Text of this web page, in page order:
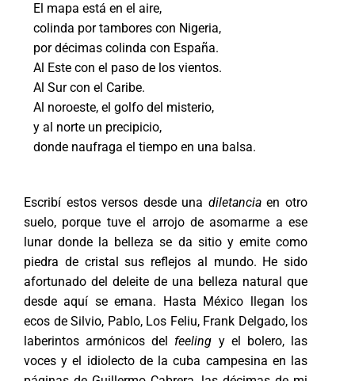
El mapa está en el aire,
colinda por tambores con Nigeria,
por décimas colinda con España.
Al Este con el paso de los vientos.
Al Sur con el Caribe.
Al noroeste, el golfo del misterio,
y al norte un precipicio,
donde naufraga el tiempo en una balsa.
Escribí estos versos desde una diletanciaen otro
suelo, porque tuve el arrojo de asomarme a ese
lunar donde la belleza se da sitio y emite como
piedra de cristal sus reflejos al mundo. He sido
afortunado del deleite de una belleza natural que
desde aquí se emana. Hasta México llegan los
ecos de Silvio, Pablo, Los Feliu, Frank Delgado, los
laberintos armónicos del feeling y el bolero, las
voces y el idiolecto de la cuba campesina en las